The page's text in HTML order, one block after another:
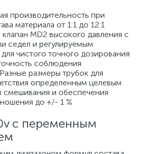
производительность при
материала от 1:1 до 12:1
MD2 высокого давления с
седел и регулируемым
чистого точного дозирования
соблюдения
размеры трубок для
определенным целевым
и обеспечения
до +/- 1 %
с переменным